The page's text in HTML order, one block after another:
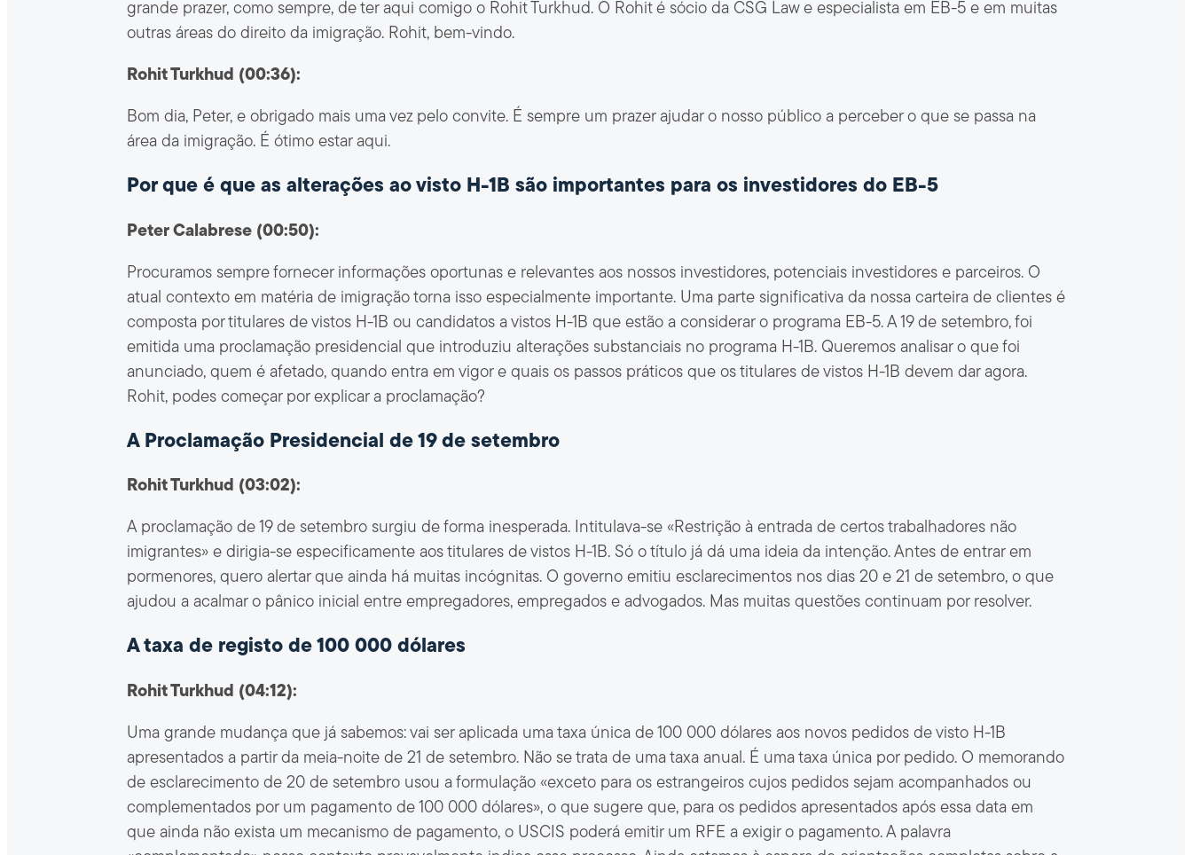
grande prazer, como sempre, de ter aqui comigo o Rohit Turkhud. O Rohit é sócio da CSG Law e especialista em EB-5 e em muitas
outras áreas do direito da imigração. Rohit, bem-vindo.
Rohit Turkhud (00:36):
Bom dia, Peter, e obrigado mais uma vez pelo convite. É sempre um prazer ajudar o nosso público a perceber o que se passa na
área da imigração. É ótimo estar aqui.
Por que é que as alterações ao visto H-1B são importantes para os investidores do EB-5
Peter Calabrese (00:50):
Procuramos sempre fornecer informações oportunas e relevantes aos nossos investidores, potenciais investidores e parceiros. O
atual contexto em matéria de imigração torna isso especialmente importante. Uma parte significativa da nossa carteira de clientes é
composta por titulares de vistos H-1B ou candidatos a vistos H-1B que estão a considerar o programa EB-5. A 19 de setembro, foi
emitida uma proclamação presidencial que introduziu alterações substanciais no programa H-1B. Queremos analisar o que foi
anunciado, quem é afetado, quando entra em vigor e quais os passos práticos que os titulares de vistos H-1B devem dar agora.
Rohit, podes começar por explicar a proclamação?
A Proclamação Presidencial de 19 de setembro
Rohit Turkhud (03:02):
A proclamação de 19 de setembro surgiu de forma inesperada. Intitulava-se «Restrição à entrada de certos trabalhadores não
imigrantes» e dirigia-se especificamente aos titulares de vistos H-1B. Só o título já dá uma ideia da intenção. Antes de entrar em
pormenores, quero alertar que ainda há muitas incógnitas. O governo emitiu esclarecimentos nos dias 20 e 21 de setembro, o que
ajudou a acalmar o pânico inicial entre empregadores, empregados e advogados. Mas muitas questões continuam por resolver.
A taxa de registo de 100 000 dólares
Rohit Turkhud (04:12):
Uma grande mudança que já sabemos: vai ser aplicada uma taxa única de 100 000 dólares aos novos pedidos de visto H-1B
apresentados a partir da meia-noite de 21 de setembro. Não se trata de uma taxa anual. É uma taxa única por pedido. O memorando
de esclarecimento de 20 de setembro usou a formulação «exceto para os estrangeiros cujos pedidos sejam acompanhados ou
complementados por um pagamento de 100 000 dólares», o que sugere que, para os pedidos apresentados após essa data em
que ainda não exista um mecanismo de pagamento, o USCIS poderá emitir um RFE a exigir o pagamento. A palavra